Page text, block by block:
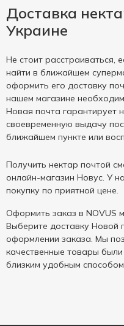
Доставка
Украине
Не стоит расстраиваться,
найти в ближайшем
оформить его доставку
нашем магазине
Новая почта гарантирует
своевременную выдачу
ближайшем пункте или
Получить нектар почтой
онлайн-магазин Новус. У
покупку по приятной цене.
Оформить заказ в NOVUS
Выберите доставку Новой
оформлении заказа. Мы
качественные товары
близким удобным